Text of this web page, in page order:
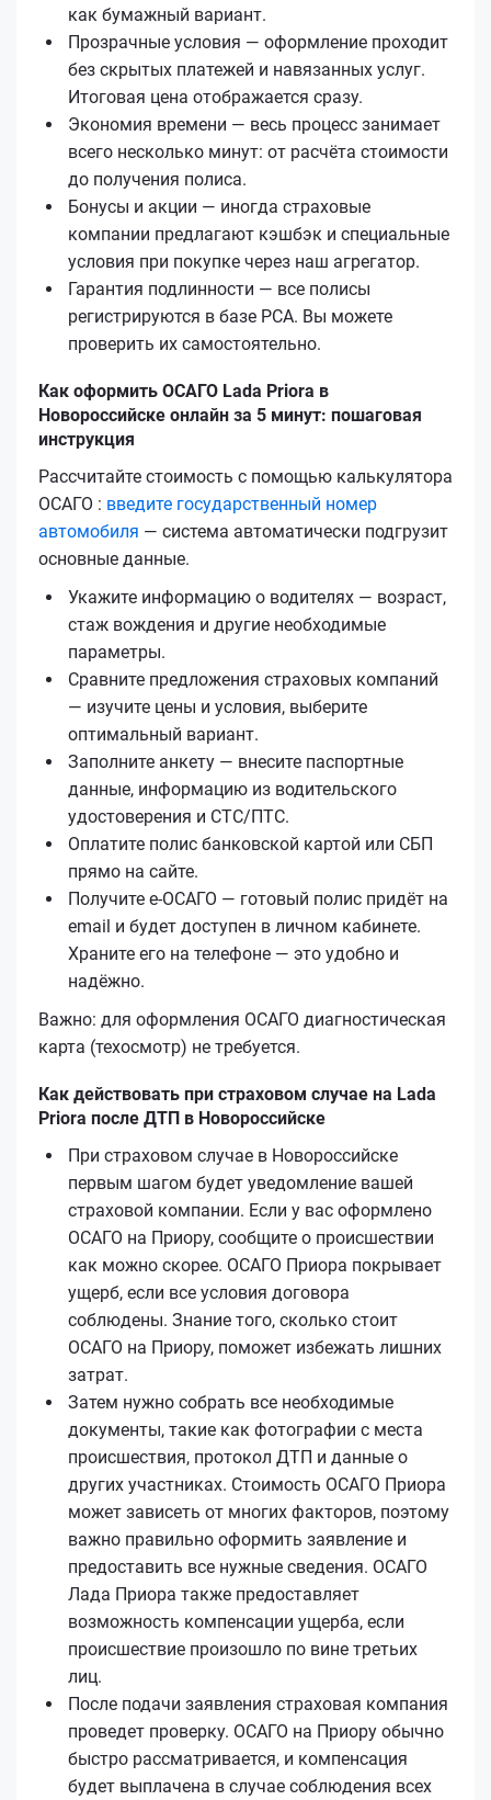
как бумажный вариант.
Прозрачные условия — оформление проходит
без скрытых платежей и навязанных услуг.
Итоговая цена отображается сразу.
Экономия времени — весь процесс занимает
всего несколько минут: от расчёта стоимости
до получения полиса.
Бонусы и акции — иногда страховые
компании предлагают кэшбэк и специальные
условия при покупке через наш агрегатор.
Гарантия подлинности — все полисы
регистрируются в базе РСА. Вы можете
проверить их самостоятельно.
Как оформить ОСАГО Lada Priora в
Новороссийске онлайн за 5 минут: пошаговая
инструкция
Рассчитайте стоимость с помощью калькулятора
ОСАГО : введите государственный номер
автомобиля — система автоматически подгрузит
основные данные.
Укажите информацию о водителях — возраст,
стаж вождения и другие необходимые
параметры.
Сравните предложения страховых компаний
— изучите цены и условия, выберите
оптимальный вариант.
Заполните анкету — внесите паспортные
данные, информацию из водительского
удостоверения и СТС/ПТС.
Оплатите полис банковской картой или СБП
прямо на сайте.
Получите е‑ОСАГО — готовый полис придёт на
email и будет доступен в личном кабинете.
Храните его на телефоне — это удобно и
надёжно.
Важно: для оформления ОСАГО диагностическая
карта (техосмотр) не требуется.
Как действовать при страховом случае на Lada
Priora после ДТП в Новороссийске
При страховом случае в Новороссийске
первым шагом будет уведомление вашей
страховой компании. Если у вас оформлено
ОСАГО на Приору, сообщите о происшествии
как можно скорее. ОСАГО Приора покрывает
ущерб, если все условия договора
соблюдены. Знание того, сколько стоит
ОСАГО на Приору, поможет избежать лишних
затрат.
Затем нужно собрать все необходимые
документы, такие как фотографии с места
происшествия, протокол ДТП и данные о
других участниках. Стоимость ОСАГО Приора
может зависеть от многих факторов, поэтому
важно правильно оформить заявление и
предоставить все нужные сведения. ОСАГО
Лада Приора также предоставляет
возможность компенсации ущерба, если
происшествие произошло по вине третьих
лиц.
После подачи заявления страховая компания
проведет проверку. ОСАГО на Приору обычно
быстро рассматривается, и компенсация
будет выплачена в случае соблюдения всех